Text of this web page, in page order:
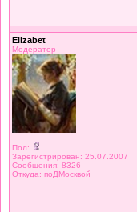
Elizabet
Модератор
Пол:
Зарегистрирован: 25.07.2007
Сообщения: 8326
Откуда: поДМосквой